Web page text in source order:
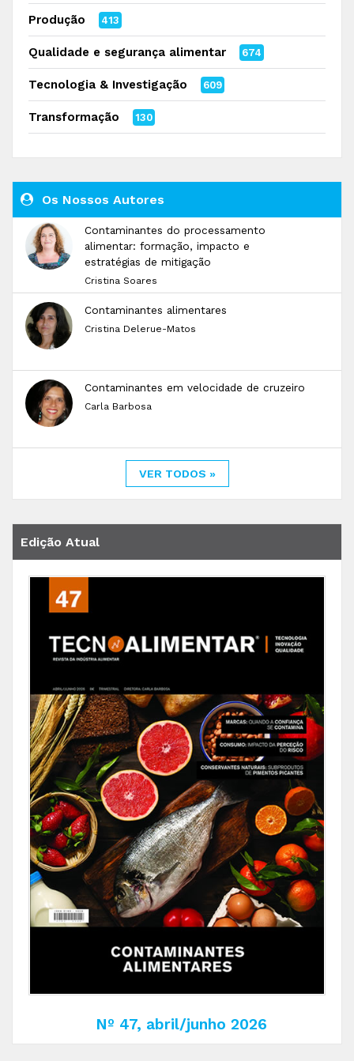
Produção 413
Qualidade e segurança alimentar 674
Tecnologia & Investigação 609
Transformação 130
Os Nossos Autores
Contaminantes do processamento
alimentar: formação, impacto e
estratégias de mitigação
Cristina Soares
Contaminantes alimentares
Cristina Delerue-Matos
Contaminantes em velocidade de cruzeiro
Carla Barbosa
VER TODOS »
Edição Atual
Nº 47, abril/junho 2026